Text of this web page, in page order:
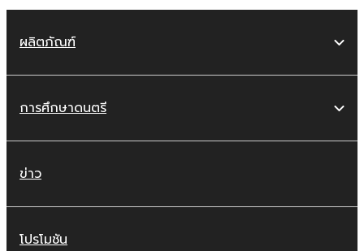
ผลิตภัณฑ์
การศึกษาดนตรี
ข่าว
โปรโมชัน